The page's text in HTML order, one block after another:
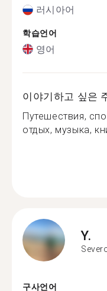
러시아어
학습언어
영어
이야기하고 싶은
Путешествия,
отдых, музыка,
Y.
구사언어